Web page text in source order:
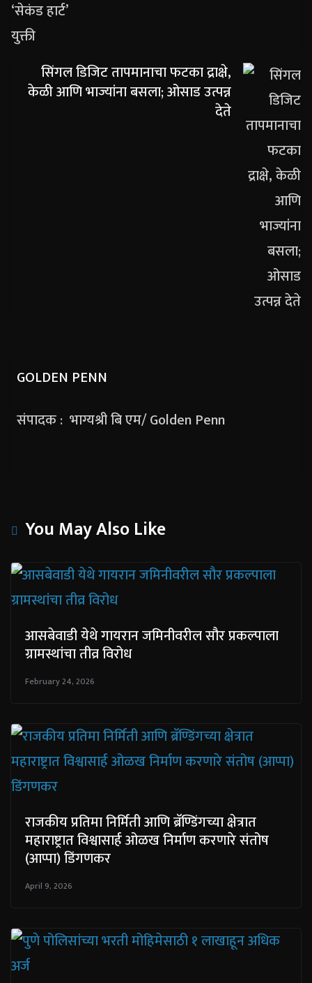
सिंगल डिजिट तापमानाचा फटका द्राक्षे,
केळी आणि भाज्यांना बसला; ओसाड उत्पन्न
देते
GOLDEN PENN
संपादक : भाग्यश्री बि एम/ Golden Penn
You May Also Like
आसबेवाडी येथे गायरान जमिनीवरील सौर प्रकल्पाला
ग्रामस्थांचा तीव्र विरोध
February 24, 2026
राजकीय प्रतिमा निर्मिती आणि ब्रॅण्डिंगच्या क्षेत्रात
महाराष्ट्रात विश्वासार्ह ओळख निर्माण करणारे संतोष
(आप्पा) डिंगणकर
April 9, 2026